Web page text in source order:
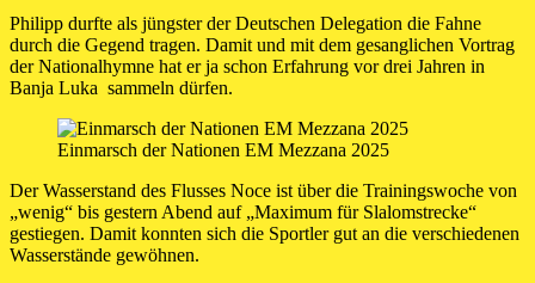
Philipp durfte als jüngster der Deutschen Delegation die Fahne
durch die Gegend tragen. Damit und mit dem gesanglichen Vortrag
der Nationalhymne hat er ja schon Erfahrung vor drei Jahren in
Banja Luka sammeln dürfen.
Einmarsch der Nationen EM Mezzana 2025
Der Wasserstand des Flusses Noce ist über die Trainingswoche von
„wenig“ bis gestern Abend auf „Maximum für Slalomstrecke“
gestiegen. Damit konnten sich die Sportler gut an die verschiedenen
Wasserstände gewöhnen.